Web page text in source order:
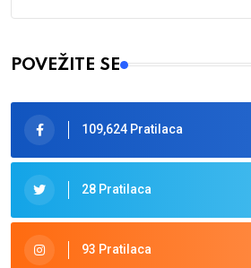
Type 2 or more characters for results.
POVEŽITE SE
109,624 Pratilaca
28 Pratilaca
93 Pratilaca